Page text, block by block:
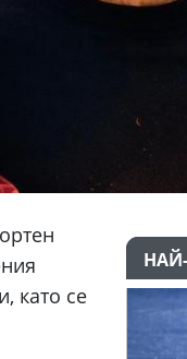
като се